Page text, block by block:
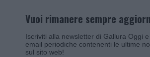
Vuoi rimanere sempre
Iscriviti alla newsletter di Gallura Oggi
email periodiche contenenti le ultime
sul sito web!